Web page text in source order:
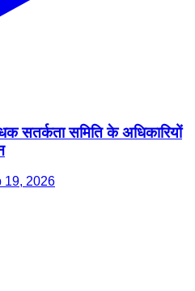
सतर्कता समिति के अधिकारियों
19, 2026